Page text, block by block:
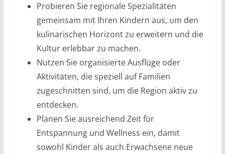
Probieren Sie regionale Spezialitäten
gemeinsam mit Ihren Kindern aus, um den
kulinarischen Horizont zu erweitern und die
Kultur erlebbar zu machen.
Nutzen Sie organisierte Ausflüge oder
Aktivitäten, die speziell auf Familien
zugeschnitten sind, um die Region aktiv zu
entdecken.
Planen Sie ausreichend Zeit für
Entspannung und Wellness ein, damit
sowohl Kinder als auch Erwachsene neue